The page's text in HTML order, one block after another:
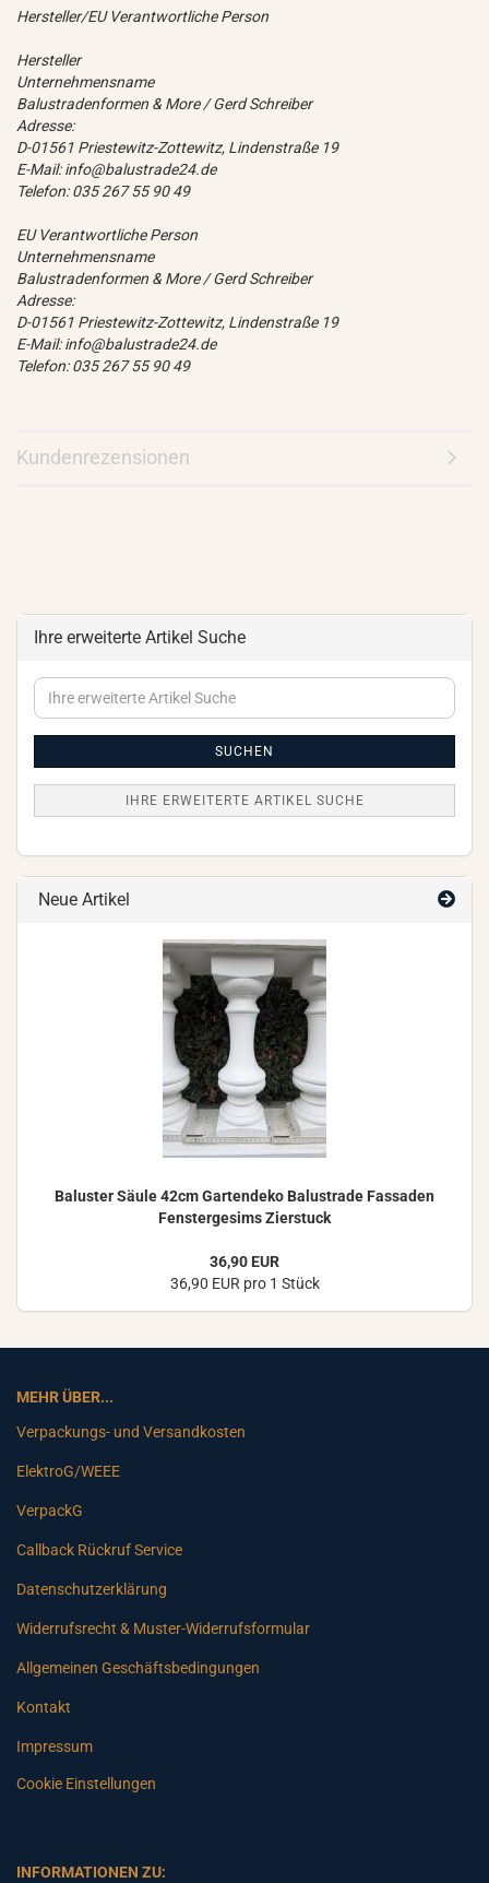
Hersteller/EU Verantwortliche Person
Hersteller
Unternehmensname
Balustradenformen & More / Gerd Schreiber
Adresse:
D-01561 Priestewitz-Zottewitz, Lindenstraße 19
E-Mail: info@balustrade24.de
Telefon: 035 267 55 90 49
EU Verantwortliche Person
Unternehmensname
Balustradenformen & More / Gerd Schreiber
Adresse:
D-01561 Priestewitz-Zottewitz, Lindenstraße 19
E-Mail: info@balustrade24.de
Telefon: 035 267 55 90 49
Kundenrezensionen
Ihre erweiterte Artikel Suche
Ihre
erweiterte
SUCHEN
IHRE ERWEITERTE ARTIKEL SUCHE
Neue Artikel
Ba­lus­ter Säule 42cm Gar­ten­de­ko Ba­lus­tra­de Fas­sa­den
Fens­ter­ge­sims Zier­stuck
36,90 EUR
36,90 EUR pro 1 Stück
MEHR ÜBER...
Verpackungs- und Versandkosten
ElektroG/WEEE
VerpackG
Callback Rückruf Service
Datenschutzerklärung
Widerrufsrecht & Muster-Widerrufsformular
Allgemeinen Geschäftsbedingungen
Kontakt
Impressum
Cookie Einstellungen
INFORMATIONEN ZU: